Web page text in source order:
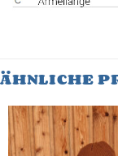
ÄHNLICHE